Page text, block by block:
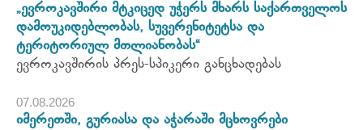
„ევროკავშირი მტკიცედ უჭერს მხარს საქართველოს
დამოუკიდებლობას, სუვერენიტეტსა და
ტერიტორიულ მთლიანობას“
ევროკავშირის პრეს-სპიკერი განცხადებას
07.08.2026
იმერეთში, გურიასა და აჭარაში მცხოვრები